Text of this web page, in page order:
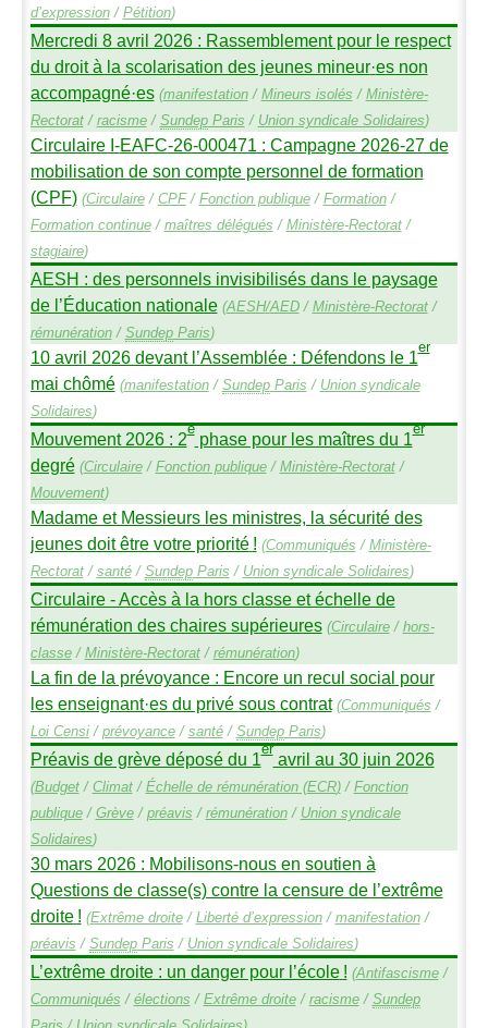
d’expression/ Pétition)
Mercredi 8 avril 2026 : Rassemblement pour le respect
du droit à la scolarisation des jeunes mineur·es non
accompagné·es (manifestation/ Mineurs isolés / Ministère-
Rectorat/ racisme/ SundepParis / Union syndicale Solidaires)
Circulaire I-EAFC-26-000471 : Campagne 2026-27 de
mobilisation de son compte personnel de formation
(CPF) (Circulaire/ CPF/ Fonction publique/ Formation/
Formation continue/ maîtres délégués / Ministère-Rectorat/
stagiaire)
AESH : des personnels invisibilisés dans le paysage
de l’Éducation nationale (AESH/AED/ Ministère-Rectorat/
rémunération/ SundepParis)
10 avril 2026 devant l’Assemblée : Défendons le 1er
mai chômé (manifestation/ SundepParis / Union syndicale
Solidaires)
Mouvement 2026 : 2ephase pour les maîtres du 1er
degré (Circulaire/ Fonction publique/ Ministère-Rectorat/
Mouvement)
Madame et Messieurs les ministres, la sécurité des
jeunes doit être votre priorité ! (Communiqués / Ministère-
Rectorat/ santé/ SundepParis / Union syndicale Solidaires)
Circulaire - Accès à la hors classe et échelle de
rémunération des chaires supérieures (Circulaire/ hors-
classe/ Ministère-Rectorat/ rémunération)
La fin de la prévoyance : Encore un recul social pour
les enseignant·es du privé sous contrat (Communiqués /
Loi Censi/ prévoyance/ santé/ SundepParis)
Préavis de grève déposé du 1eravril au 30 juin 2026
(Budget/ Climat/ Échelle de rémunération (ECR)/ Fonction
publique/ Grève/ préavis / rémunération/ Union syndicale
Solidaires)
30 mars 2026 : Mobilisons-nous en soutien à
Questions de classe(s) contre la censure de l’extrême
droite ! (Extrême droite/ Liberté d’expression/ manifestation/
préavis / SundepParis / Union syndicale Solidaires)
L’extrême droite : un danger pour l’école ! (Antifascisme/
Communiqués / élections / Extrême droite/ racisme/ Sundep